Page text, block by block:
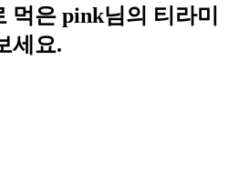
먹은 pink님의 티라미
세요.